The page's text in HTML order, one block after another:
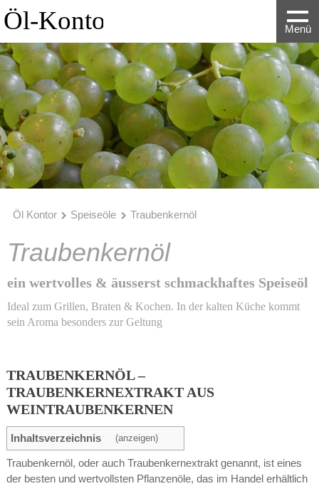
Menü
Öl Kontor Speiseöle Traubenkernöl
Traubenkernöl
ein wertvolles & äusserst schmackhaftes Speiseöl
Ideal zum Grillen, Braten & Kochen. In der kalten Küche kommt
sein Aroma besonders zur Geltung
TRAUBENKERNÖL –
TRAUBENKERNEXTRAKT AUS
WEINTRAUBENKERNEN
Inhaltsverzeichnis (anzeigen)
Traubenkernöl, oder auch Traubenkernextrakt genannt, ist eines
der besten und wertvollsten Pflanzenöle, das im Handel erhältlich